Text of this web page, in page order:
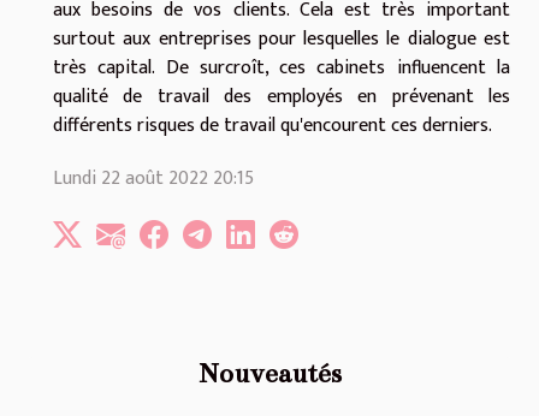
Nouveautés
aux besoins de vos clients. Cela est très important
surtout aux entreprises pour lesquelles le dialogue est
très capital. De surcroît, ces cabinets influencent la
qualité de travail des employés en prévenant les
différents risques de travail qu'encourent ces derniers.
Lundi 22 août 2022 20:15